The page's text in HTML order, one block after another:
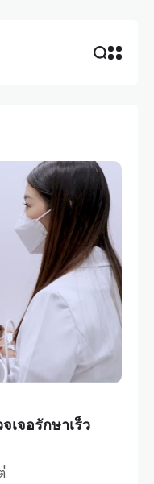
เจอรักษาเร็ว